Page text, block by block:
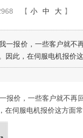
【 小 中 大 】
一报价，一些客户就不
因此，在伺服电机报价
报价，一些客户就不再
伺服电机报价这方面常